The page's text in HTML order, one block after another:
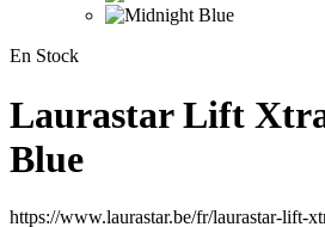
En Stock
Laurastar Lift
Blue
https://www.laurastar.be/fr/laurastar-lift-